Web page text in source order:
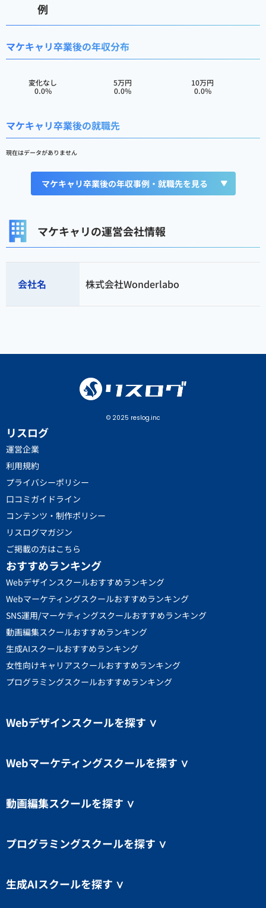
例
マケキャリ卒業後の年収分布
変化なし
0.0%
5万円
0.0%
10万円
0.0%
マケキャリ卒業後の就職先
現在はデータがありません
マケキャリ卒業後の年収事例・就職先を見る
マケキャリの運営会社情報
会社名 株式会社Wonderlabo
© 2025 reslog.inc
リスログ
運営企業
利用規約
プライバシーポリシー
口コミガイドライン
コンテンツ・制作ポリシー
リスログマガジン
ご掲載の方はこちら
おすすめランキング
Webデザインスクールおすすめランキング
Webマーケティングスクールおすすめランキング
SNS運用/マーケティングスクールおすすめランキング
動画編集スクールおすすめランキング
生成AIスクールおすすめランキング
女性向けキャリアスクールおすすめランキング
プログラミングスクールおすすめランキング
Webデザインスクールを探す ∨
Webマーケティングスクールを探す ∨
動画編集スクールを探す ∨
プログラミングスクールを探す ∨
生成AIスクールを探す ∨